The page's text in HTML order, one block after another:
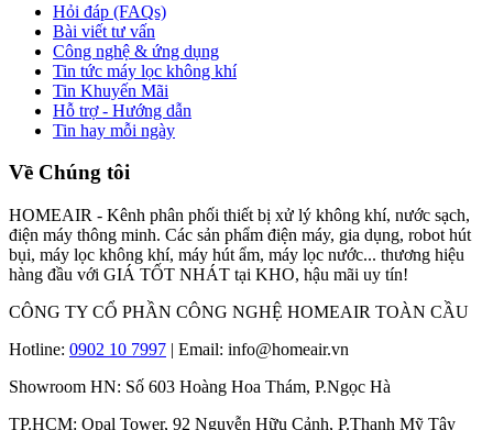
Hỏi đáp (FAQs)
Bài viết tư vấn
Công nghệ & ứng dụng
Tin tức máy lọc không khí
Tin Khuyến Mãi
Hỗ trợ - Hướng dẫn
Tin hay mỗi ngày
Về Chúng tôi
HOMEAIR - Kênh phân phối thiết bị xử lý không khí, nước sạch,
điện máy thông minh. Các sản phẩm điện máy, gia dụng, robot hút
bụi, máy lọc không khí, máy hút ẩm, máy lọc nước... thương hiệu
hàng đầu với GIÁ TỐT NHÁT tại KHO, hậu mãi uy tín!
CÔNG TY CỔ PHẦN CÔNG NGHỆ HOMEAIR TOÀN CẦU
Hotline: 0902 10 7997 | Email: info@homeair.vn
Showroom HN: Số 603 Hoàng Hoa Thám, P.Ngọc Hà
TP.HCM: Opal Tower, 92 Nguyễn Hữu Cảnh, P.Thạnh Mỹ Tây